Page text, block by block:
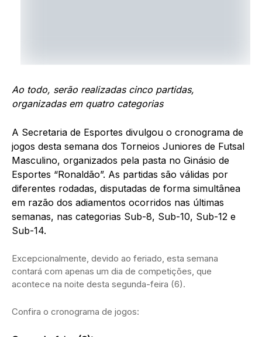
Ao todo, serão realizadas cinco partidas,
organizadas em quatro categorias
A Secretaria de Esportes divulgou o cronograma de
jogos desta semana dos Torneios Juniores de Futsal
Masculino, organizados pela pasta no Ginásio de
Esportes “Ronaldão”. As partidas são válidas por
diferentes rodadas, disputadas de forma simultânea
em razão dos adiamentos ocorridos nas últimas
semanas, nas categorias Sub-8, Sub-10, Sub-12 e
Sub-14.
Excepcionalmente, devido ao feriado, esta semana
contará com apenas um dia de competições, que
acontece na noite desta segunda-feira (6).
Confira o cronograma de jogos: